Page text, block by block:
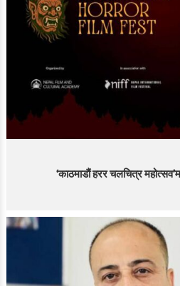
‘काठमाडौं हरर चलचित्र